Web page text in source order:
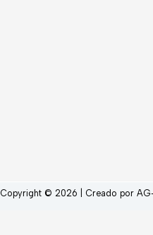
Copyright © 2026 | Creado por